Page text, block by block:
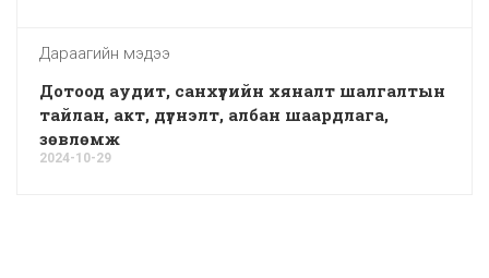
Дараагийн мэдээ
Дотоод аудит, санхүүгийн хяналт шалгалтын
тайлан, акт, дүгнэлт, албан шаардлага,
зөвлөмж
2024-10-29